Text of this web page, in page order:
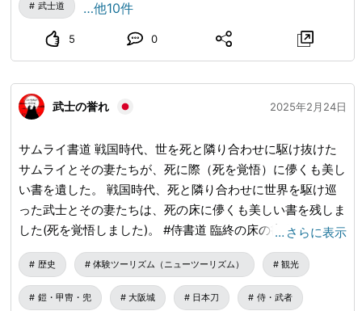
武士道 …他10件
5 0
武士の誉れ 2025年2月24日
サムライ書道 戦国時代、世を死と隣り合わせに駆け抜けた
サムライとその妻たちが、死に際（死を覚悟）に儚くも美し
い書を遺した。 戦国時代、死と隣り合わせに世界を駆け巡
った武士とその妻たちは、死の床に儚くも美しい書を残しま
した(死を覚悟しました)。 #侍書道 臨終の床の書道は、人が
自分の死を予感し、これまでの人生を振り返ったときに、こ
の世での最後の言葉として筆で書き留めるものです。 #書道
#漢字
… さらに表示
歴史 体験ツーリズム（ニューツーリズム） 観光
鎧・甲冑・兜 大阪城 日本刀 侍・武者